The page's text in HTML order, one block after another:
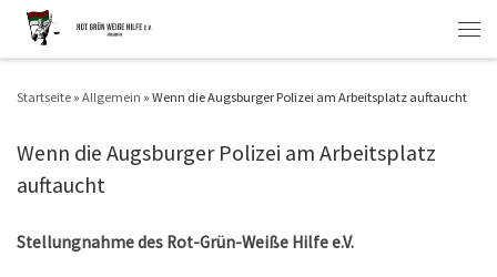
Zum Inhalt springen
Startseite » Allgemein » Wenn die Augsburger Polizei am Arbeitsplatz auftaucht
Wenn die Augsburger Polizei am Arbeitsplatz
auftaucht
Stellungnahme des Rot-Grün-Weiße Hilfe e.V.